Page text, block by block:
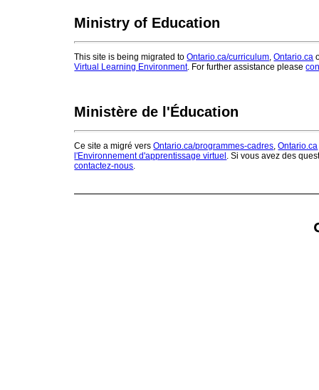
Ministry of Education
This site is being migrated toOntario.ca/curriculum ,Ontario.ca
Virtual Learning Environment. For further assistance please
Ministère de l'Éducation
Ce site a migré versOntario.ca/programmes-cadres ,Ontario.ca
l'Environnement d'apprentissage virtuel . Si vous avez des
contactez-nous